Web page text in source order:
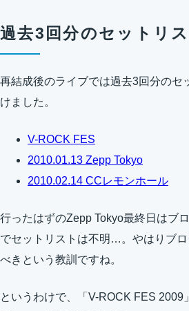
過去3回分のセットリ
再結成後のライブでは過去3回分のセ
けました。
V-ROCK FES
2010.01.13 Zepp Tokyo
2010.02.14 CCレモンホール
行ったはずのZepp Tokyo最終日はブ
でセットリストは不明…。やはりブロ
べきという教訓ですね。
というわけで、「V-ROCK FES 2009